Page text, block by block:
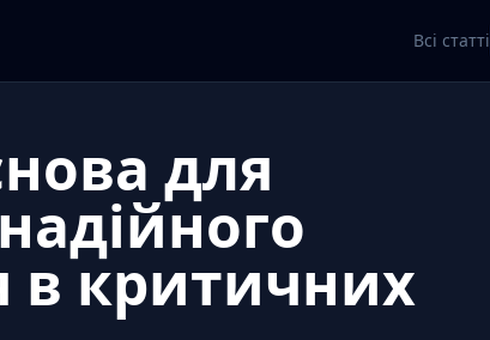
Всі статті
для
в критичних